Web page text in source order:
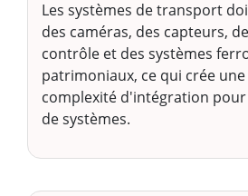
Les systèmes de transport
des caméras, des capteurs,
contrôle et des systèmes
patrimoniaux, ce qui crée
complexité d'intégration
de systèmes.